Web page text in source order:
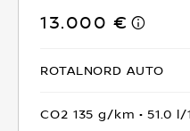
13.000 €
ROTALNORD AUTO
CO2 135 g/km 51.0